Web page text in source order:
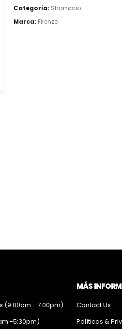
Categoría: Shampoo
Marca: Firenze
(9:00am - 7:00pm)
-5:30pm)
MÁS
Contact Us
Políticas &